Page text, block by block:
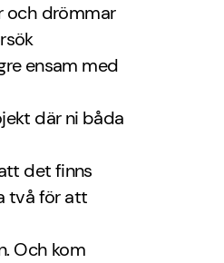
och drömmar
ensam med
där ni båda
det finns
två för att
Och kom